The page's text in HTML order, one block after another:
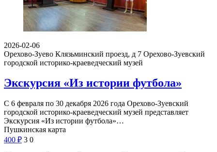
2026-02-06
Орехово-Зуево Клязьминский проезд, д 7 Орехово-Зуевский
городской историко-краеведческий музей
Экскурсия «Из истории футбола»
С 6 февраля по 30 декабря 2026 года Орехово-Зуевский
городской историко-краеведческий музей представляет
Экскурсия «Из истории футбола»…
Пушкинская карта
400 ₽ 3 0